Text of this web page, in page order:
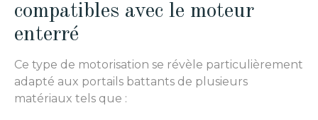
compatibles avec le moteur
enterré
Ce type de motorisation se révèle particulièrement
adapté aux portails battants de plusieurs
matériaux tels que :